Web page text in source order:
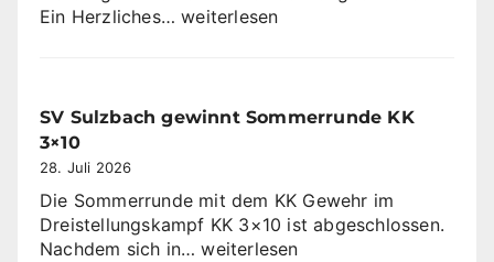
Ein Herzliches…Jugendrunde
weiterlesen
SV Sulzbach gewinnt Sommerrunde KK
3×10
28. Juli 2026
Die Sommerrunde mit dem KK Gewehr im
Dreistellungskampf KK 3×10 ist abgeschlossen.
Nachdem sich in…SV
weiterlesen